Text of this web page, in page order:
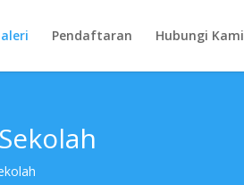
Pendaftaran Hubungi Kami